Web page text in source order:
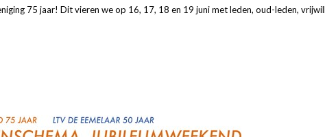
75 jaar! Dit vieren we op 16, 17, 18 en 19 juni met leden, oud-leden,